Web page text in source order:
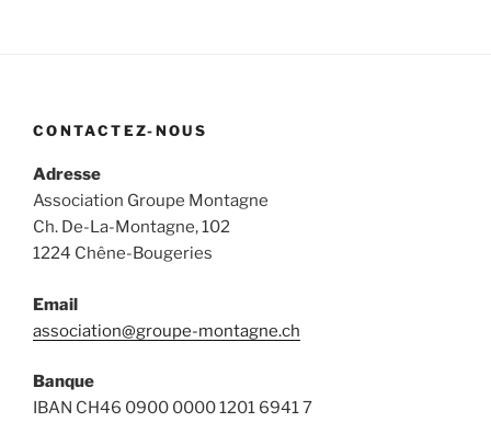
CONTACTEZ-NOUS
Adresse
Association Groupe Montagne
Ch. De-La-Montagne, 102
1224 Chêne-Bougeries
Email
association@groupe-montagne.ch
Banque
IBAN CH46 0900 0000 1201 6941 7